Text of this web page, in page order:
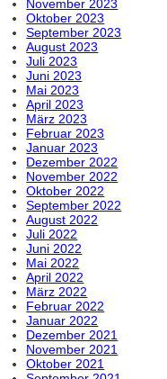
November 2023
Oktober 2023
September 2023
August 2023
Juli 2023
Juni 2023
Mai 2023
April 2023
März 2023
Februar 2023
Januar 2023
Dezember 2022
November 2022
Oktober 2022
September 2022
August 2022
Juli 2022
Juni 2022
Mai 2022
April 2022
März 2022
Februar 2022
Januar 2022
Dezember 2021
November 2021
Oktober 2021